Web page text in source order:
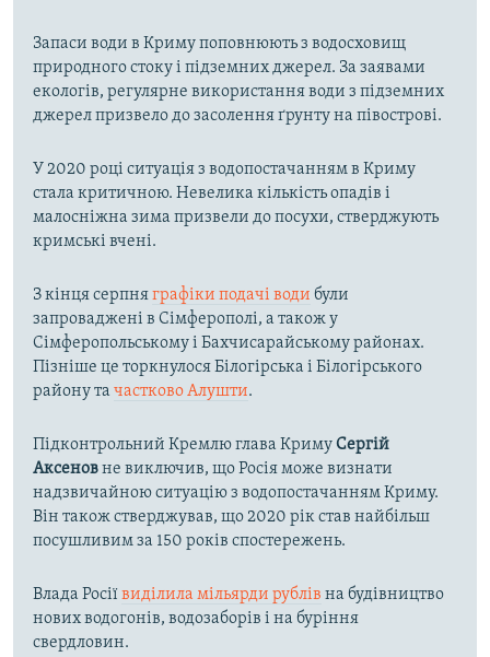
Запаси води в Криму поповнюють з водосховищ
природного стоку і підземних джерел. За заявами
екологів, регулярне використання води з підземних
джерел призвело до засолення ґрунту на півострові.
У 2020 році ситуація з водопостачанням в Криму
стала критичною. Невелика кількість опадів і
малосніжна зима призвели до посухи, стверджують
кримські вчені.
З кінця серпняграфіки подачі води були
запроваджені в Сімферополі, а також у
Сімферопольському і Бахчисарайському районах.
Пізніше це торкнулося Білогірська і Білогірського
району та частково Алушти.
Підконтрольний Кремлю глава КримуСергій
Аксеновне виключив, що Росія може визнати
надзвичайною ситуацію з водопостачанням Криму.
Він також стверджував, що 2020 рік став найбільш
посушливим за 150 років спостережень.
Влада Росіївиділила мільярди рублів на будівництво
нових водогонів, водозаборів і на буріння
свердловин.